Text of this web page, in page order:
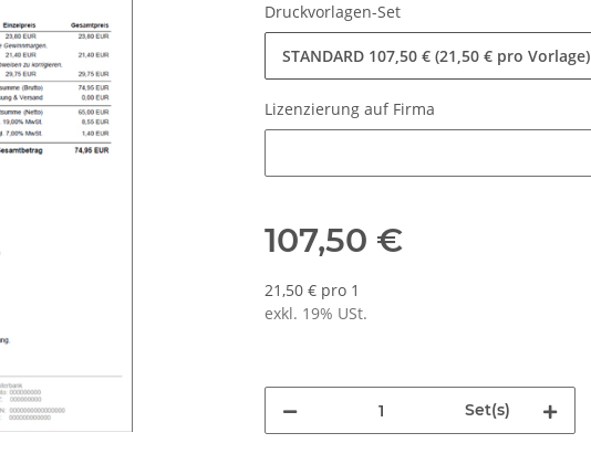
Druckvorlagen-Set
STANDARD 107,50 € (21,50 € pro Vorlage)
Lizenzierung auf Firma
107,50 €
21,50 € pro 1
exkl. 19% USt.
Set(s)